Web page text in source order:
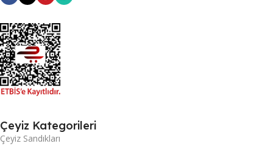
Çeyiz Kategorileri
Çeyiz Sandıkları